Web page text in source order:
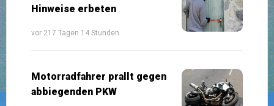
Hinweise erbeten
vor 217 Tagen 14 Stunden
Motorradfahrer prallt gegen
abbiegenden PKW